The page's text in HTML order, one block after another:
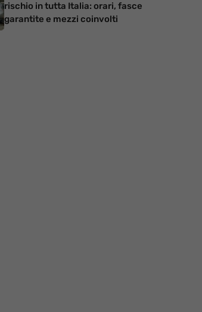
rischio in tutta Italia: orari, fasce
garantite e mezzi coinvolti